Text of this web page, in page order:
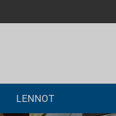
LENNOT